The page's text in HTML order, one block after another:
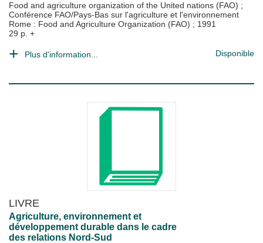
Food and agriculture organization of the United nations (FAO) ;
Conférence FAO/Pays-Bas sur l'agriculture et l'environnement
Rome : Food and Agriculture Organization (FAO) ; 1991
29 p. +
Plus d'information... Disponible
LIVRE
Agriculture, environnement et
développement durable dans le cadre
des relations Nord-Sud